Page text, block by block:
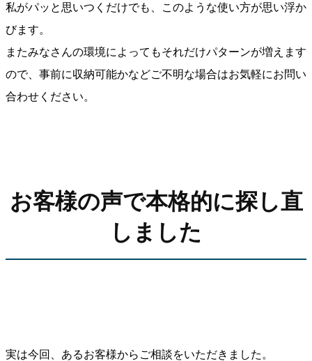
私がパッと思いつくだけでも、このような使い方が思い浮か
びます。
またみなさんの環境によってもそれだけパターンが増えます
ので、事前に収納可能かなどご不明な場合はお気軽にお問い
合わせください。
お客様の声で本格的に探し直
しました
実は今回、あるお客様からご相談をいただきました。